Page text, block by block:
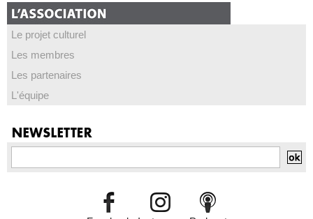
Le projet culturel
Les membres
Les partenaires
L'équipe